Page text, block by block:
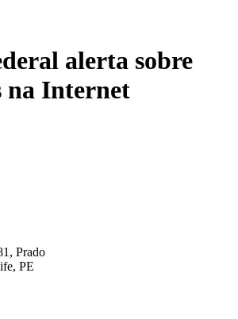
alerta sobre
na Internet
Prado
PE